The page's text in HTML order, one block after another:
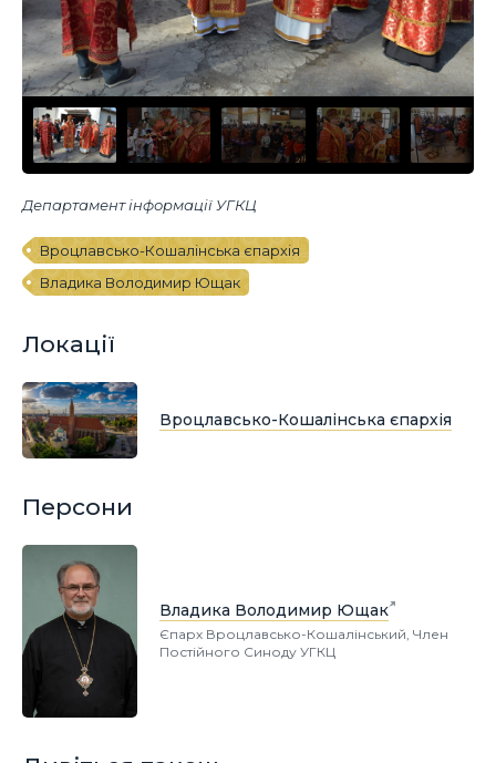
Департамент інформації УГКЦ
Вроцлавсько-Кошалінська єпархія
Владика Володимир Ющак
Локації
Вроцлавсько-Кошалінська єпархія
Персони
Владика Володимир Ющак
Єпарх Вроцлавсько-Кошалінський, Член
Постійного Синоду УГКЦ